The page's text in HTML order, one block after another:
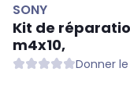
SONY
Kit de
m4x10,
Donner